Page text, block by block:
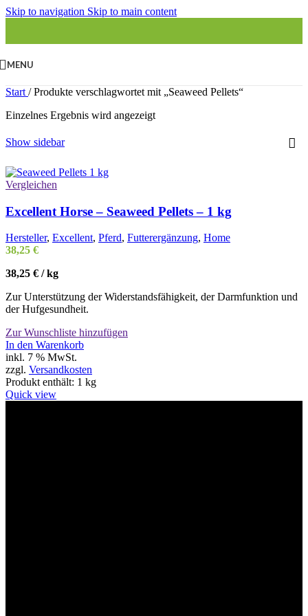
Skip to navigation Skip to main content
MENU
Start / Produkte verschlagwortet mit „Seaweed Pellets“
Einzelnes Ergebnis wird angezeigt
Show sidebar
Vergleichen
Excellent Horse – Seaweed Pellets – 1 kg
Hersteller, Excellent, Pferd, Futterergänzung, Home
38,25 €
38,25 € /kg
Zur Unterstützung der Widerstandsfähigkeit, der Darmfunktion und
der Hufgesundheit.
Zur Wunschliste hinzufügen
In den Warenkorb
inkl. 7 % MwSt.
zzgl. Versandkosten
Produkt enthält: 1 kg
Quick view